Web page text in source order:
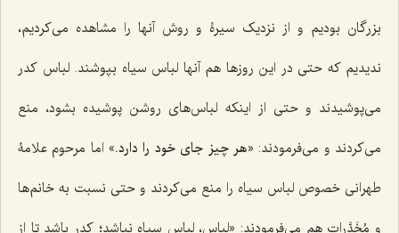
بزرگان بودیم و از نزدیک سیرۀ و روش آنها را مشاهده می‌کردیم،
ندیدیم که حتی در این روزها هم آنها لباس سیاه بپوشند. لباس کدر
می‌پوشیدند و حتی از اینکه لباس‌های روشن پوشیده بشود، منع
می‌کردند و می‌فرمودند: «هر چیز جای خود را دارد.» اما مرحوم علامۀ
طهرانی خصوص لباس سیاه را منع می‌کردند و حتی نسبت به خانم‌ها
و مُخَدَّرات هم می‌فرمودند: «لباس، لباس سیاه نباشد؛ کدر باشد تا از